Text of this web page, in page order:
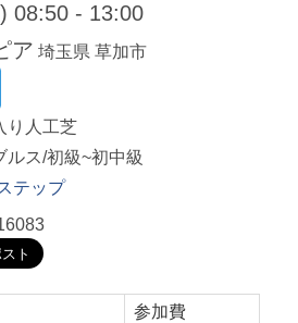
) 08:50 - 13:00
ア 埼玉県 草加市
り人工芝
ルス/初級~初中級
テップ
参加費